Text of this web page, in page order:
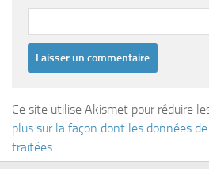
Ce site utilise Akismet pour réduire
plus sur la façon dont les données
traitées